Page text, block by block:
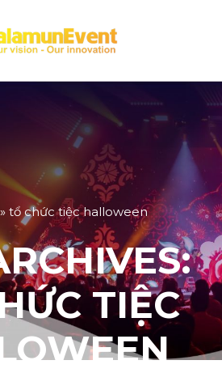
» tổ chức tiệc halloween
TIỆC